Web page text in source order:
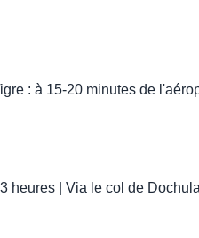
: à 15-20 minutes de
heures | Via le col de